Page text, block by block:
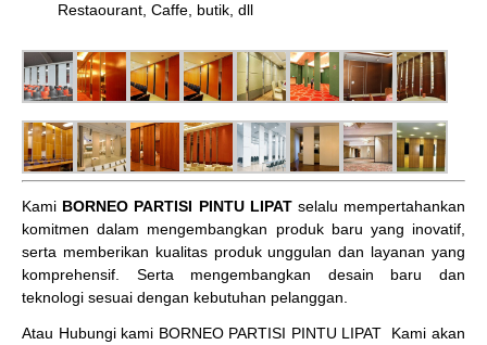
Restaourant, Caffe, butik, dll
Kami BORNEO PARTISI PINTU LIPATselalu mempertahankan
komitmen dalam mengembangkan produk baru yang inovatif,
serta memberikan kualitas produk unggulan dan layanan yang
komprehensif. Serta mengembangkan desain baru dan
teknologi sesuai dengan kebutuhan pelanggan.
Atau Hubungi kami BORNEO PARTISI PINTU LIPAT
Kami akan